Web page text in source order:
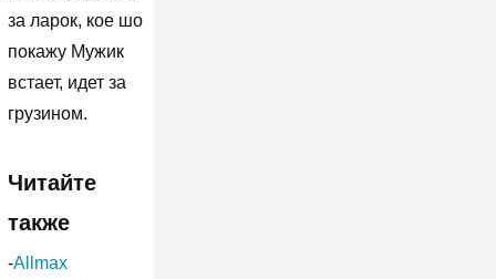
за ларок, кое шо
покажу Мужик
встает, идет за
грузином.
Читайте
также
-Allmax